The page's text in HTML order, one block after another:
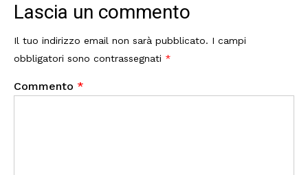
Lascia un commento
Il tuo indirizzo email non sarà pubblicato. I campi
obbligatori sono contrassegnati *
Commento *